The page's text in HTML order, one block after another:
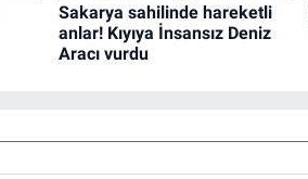
Sakarya sahilinde hareketli
anlar! Kıyıya İnsansız Deniz
Aracı vurdu